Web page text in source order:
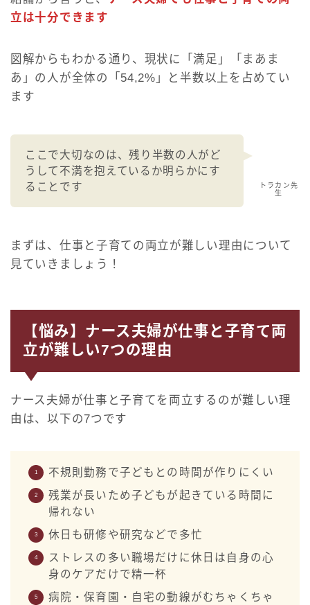
立は十分できます
図解からもわかる通り、現状に「満足」「まあま
あ」の人が全体の「54,2%」と半数以上を占めてい
ます
トラカン先
生
ここで大切なのは、残り半数の人がど
うして不満を抱えているか明らかにす
ることです
まずは、仕事と子育ての両立が難しい理由について
見ていきましょう！
【悩み】ナース夫婦が仕事と子育て両
立が難しい7つの理由
ナース夫婦が仕事と子育てを両立するのが難しい理
由は、以下の7つです
不規則勤務で子どもとの時間が作りにくい
残業が長いため子どもが起きている時間に
帰れない
休日も研修や研究などで多忙
ストレスの多い職場だけに休日は自身の心
身のケアだけで精一杯
病院・保育園・自宅の動線がむちゃくちゃ